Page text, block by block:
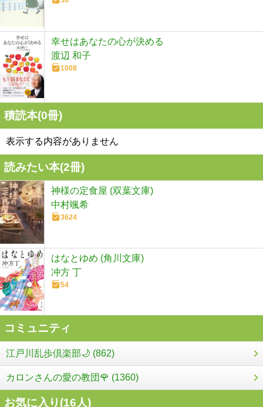
幸せはあなたの心が決める
渡辺 和子
1008
積読本(0冊)
表示する内容がありません
読みたい本(2冊)
神様の定食屋 (双葉文庫)
中村颯希
3624
はなとゆめ (角川文庫)
冲方 丁
54
コミュニティ
江戸川乱歩倶楽部🌙 (862)
カロンさんの愛の教団🌹 (1360)
お気に入り(16人)